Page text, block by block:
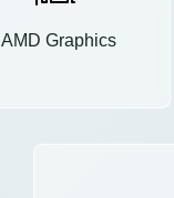
AMD Graphics